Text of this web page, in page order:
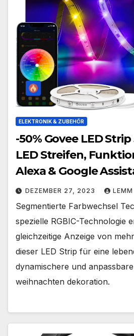
ELEKTRONIK & ZUBEHÖR
-50% Govee LED Strip
LED Streifen,
Alexa & Google
DEZEMBER 27, 2023 LEMM
Segmentierte Farbwechsel
spezielle RGBIC-Technologie
gleichzeitige Anzeige von
dieser LED Strip für eine
dynamischere und
weihnachten dekoration.